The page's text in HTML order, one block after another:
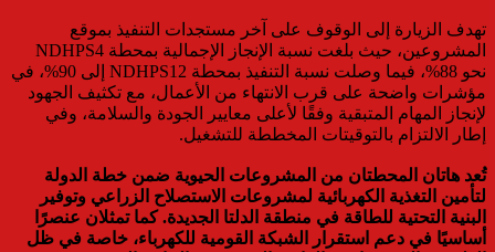
تهدف الزيارة إلى الوقوف على آخر مستجدات التنفيذ بموقع
المشروعين، حيث بلغت نسبة الإنجاز الإجمالية بمحطة NDHPS4
نحو 88%، فيما وصلت نسبة التنفيذ بمحطة NDHPS12 إلى 90%، في
مؤشرات واضحة على قرب الانتهاء من الأعمال، مع تكثيف الجهود
لإنجاز المهام المتبقية وفقًا لأعلى معايير الجودة والسلامة، وفي
إطار الالتزام بالتوقيتات المخططة للتشغيل.
تُعد هاتان المحطتان من المشروعات الحيوية ضمن خطة الدولة
لتأمين التغذية الكهربائية لمشروعات الاستصلاح الزراعي وتوفير
البنية التحتية للطاقة في منطقة الدلتا الجديدة. كما تمثلان عنصرًا
أساسيًا في دعم استقرار الشبكة القومية للكهرباء، خاصة في ظل